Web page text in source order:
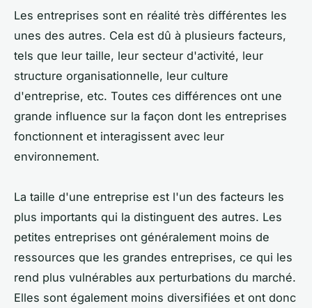
Les entreprises sont en réalité très différentes les
unes des autres. Cela est dû à plusieurs facteurs,
tels que leur taille, leur secteur d'activité, leur
structure organisationnelle, leur culture
d'entreprise, etc. Toutes ces différences ont une
grande influence sur la façon dont les entreprises
fonctionnent et interagissent avec leur
environnement.
La taille d'une entreprise est l'un des facteurs les
plus importants qui la distinguent des autres. Les
petites entreprises ont généralement moins de
ressources que les grandes entreprises, ce qui les
rend plus vulnérables aux perturbations du marché.
Elles sont également moins diversifiées et ont donc